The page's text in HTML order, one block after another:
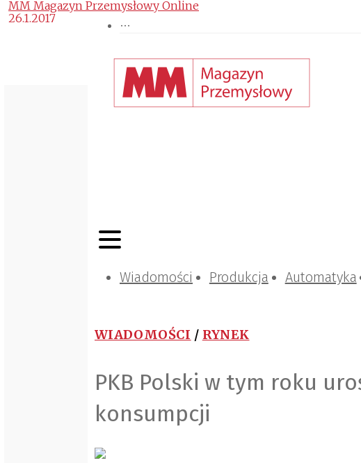
Wiadomości Produkcja Automatyka
WIADOMOŚCI / RYNEK
PKB Polski w tym roku
konsumpcji
MM Magazyn Przemysłowy Online
26.1.2017